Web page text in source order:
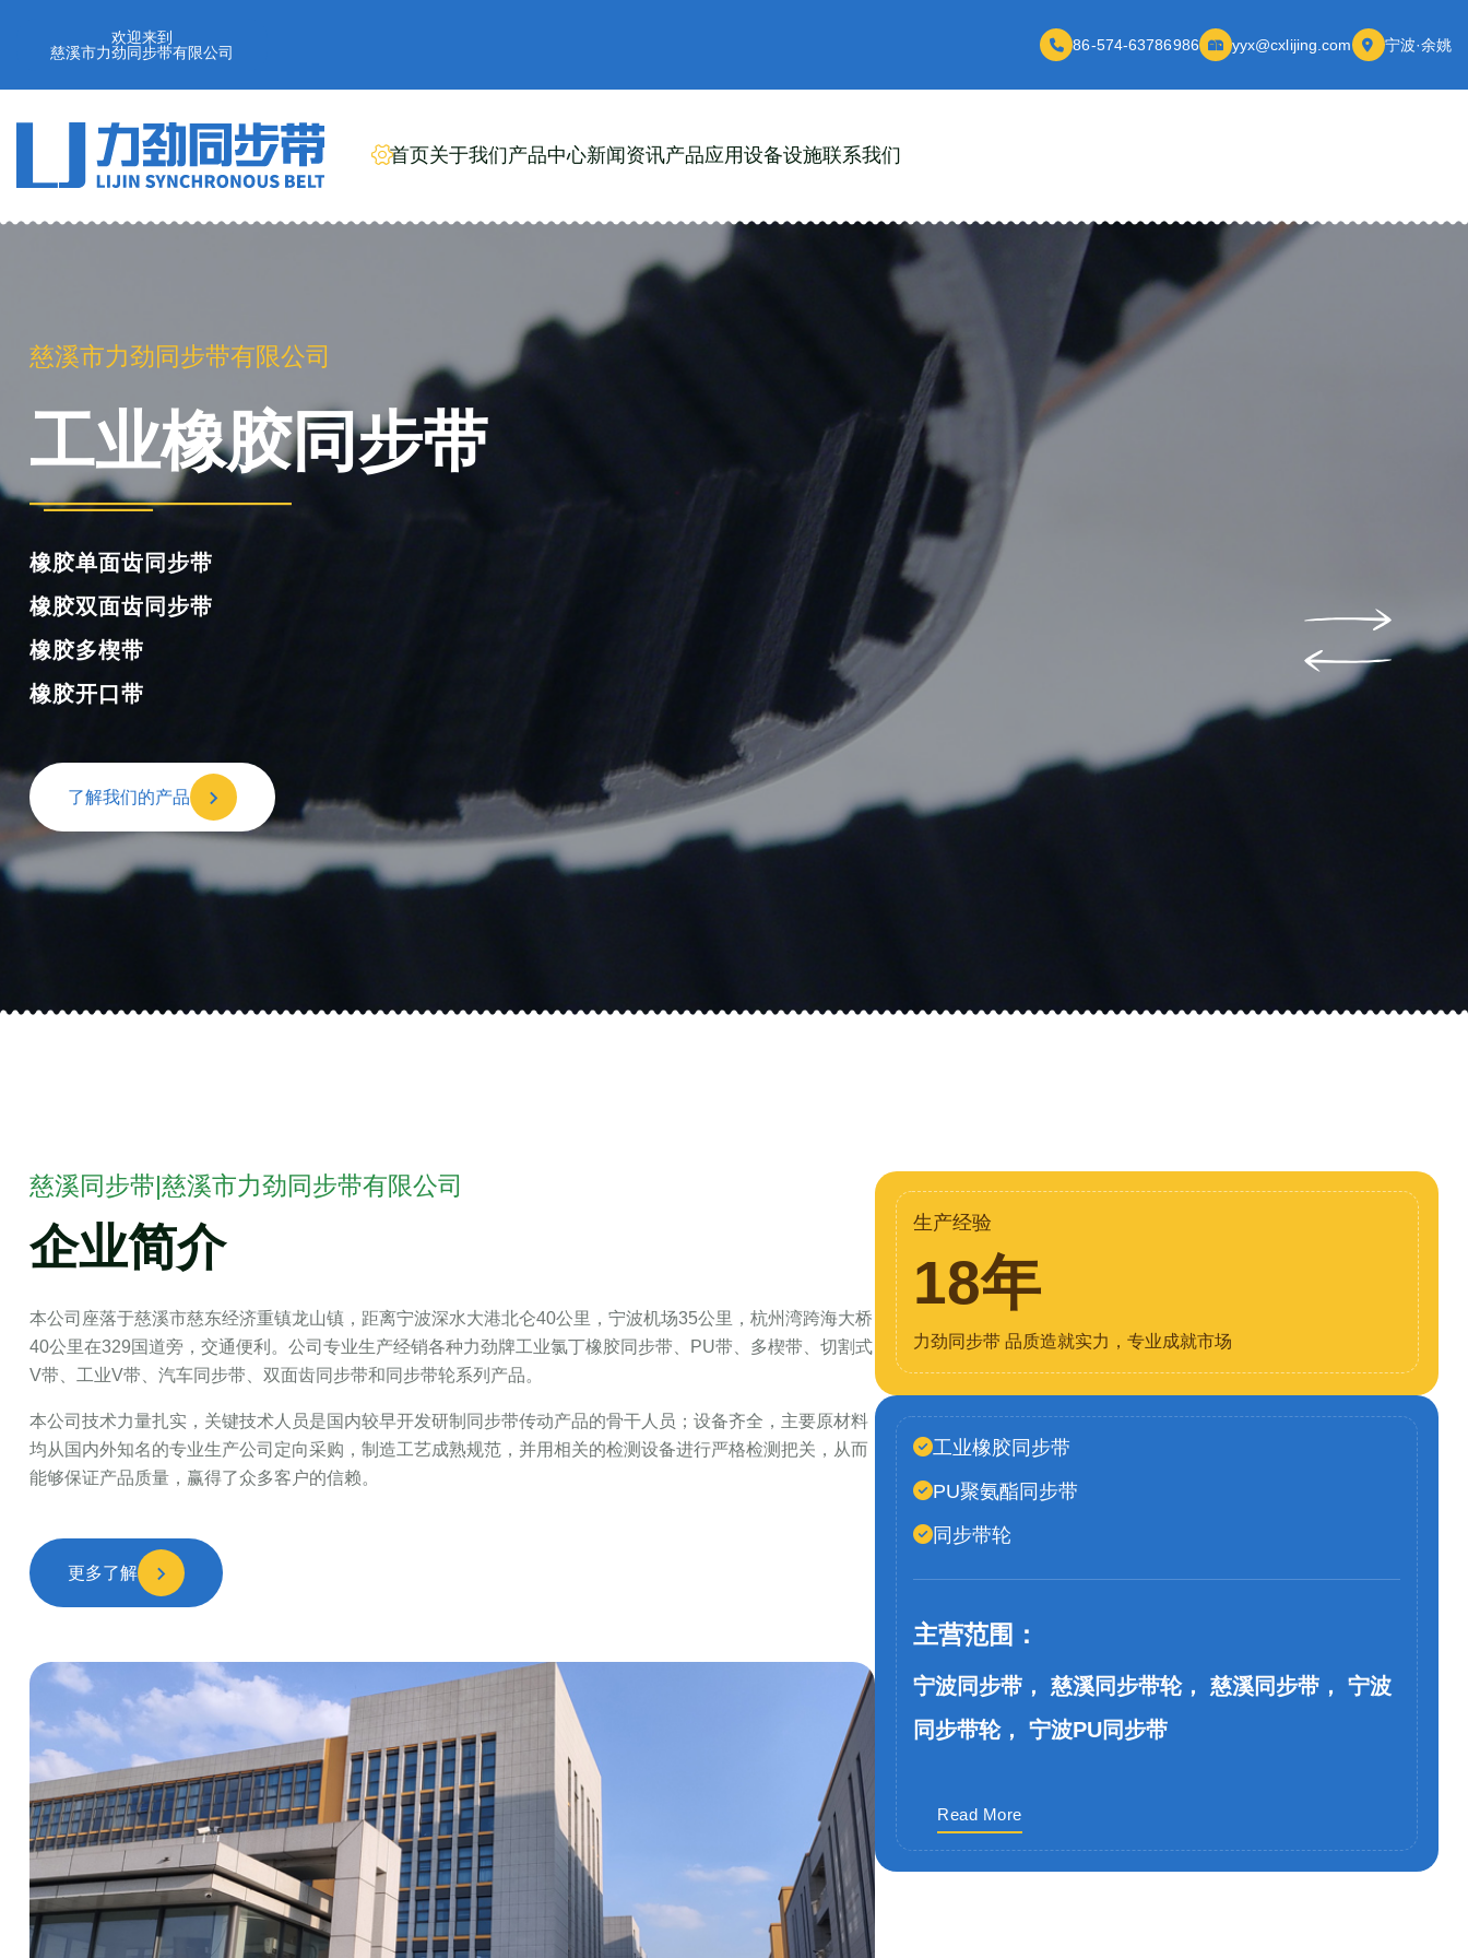
欢迎来到
慈溪市力劲同步带有限公司
86-574-63786986 yyx@cxlijing.com 宁波·余姚
首页关于我们产品中心新闻资讯产品应用设备设施联系我们
慈溪市力劲同步带有限公司
工业橡胶同步带
橡胶单面齿同步带
橡胶双面齿同步带
橡胶多楔带
橡胶开口带
了解我们的产品
慈溪同步带|慈溪市力劲同步带有限公司
企业简介
本公司座落于慈溪市慈东经济重镇龙山镇，距离宁波深水大港北仑40公里，宁波机场35公里，杭州湾跨海大桥
40公里在329国道旁，交通便利。公司专业生产经销各种力劲牌工业氯丁橡胶同步带、PU带、多楔带、切割式
V带、工业V带、汽车同步带、双面齿同步带和同步带轮系列产品。
本公司技术力量扎实，关键技术人员是国内较早开发研制同步带传动产品的骨干人员；设备齐全，主要原材料
均从国内外知名的专业生产公司定向采购，制造工艺成熟规范，并用相关的检测设备进行严格检测把关，从而
能够保证产品质量，赢得了众多客户的信赖。
更多了解
生产经验
18年
力劲同步带 品质造就实力，专业成就市场
工业橡胶同步带
PU聚氨酯同步带
同步带轮
主营范围：
宁波同步带， 慈溪同步带轮， 慈溪同步带， 宁波
同步带轮， 宁波PU同步带
Read More